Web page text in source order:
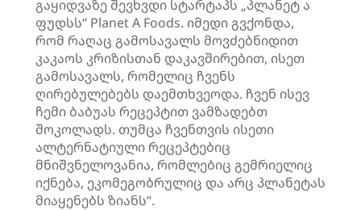
გაყიდვაზე შევხვდი სტარტაპს „პლანეტ ა
ფუდსს“ Planet A Foods. იმედი გვქონდა,
რომ რაღაც გამოსავალს მოვძებნიდით
კაკაოს კრიზისთან დაკავშირებით, ისეთ
გამოსავალს, რომელიც ჩვენს
ღირებულებებს დაემთხვეოდა. ჩვენ ისევ
ჩემი ბაბუას რეცეპტით ვამზადებთ
შოკოლადს. თუმცა ჩვენთვის ისეთი
ალტერნატიული რეცეპტებიც
მნიშვნელოვანია, რომლებიც გემრიელიც
იქნება, ეკომეგობრულიც და არც პლანეტას
მიაყენებს ზიანს“.